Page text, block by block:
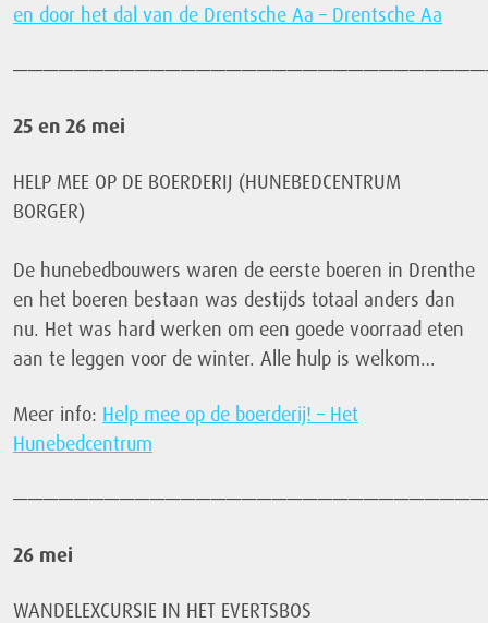
en door het dal van de Drentsche Aa – Drentsche Aa
25 en 26 mei
HELP MEE OP DE BOERDERIJ (HUNEBEDCENTRUM
BORGER)
De hunebedbouwers waren de eerste boeren in Drenthe
en het boeren bestaan was destijds totaal anders dan
nu. Het was hard werken om een goede voorraad eten
aan te leggen voor de winter. Alle hulp is welkom…
Meer info: Help mee op de boerderij! – Het
Hunebedcentrum
26 mei
WANDELEXCURSIE IN HET EVERTSBOS